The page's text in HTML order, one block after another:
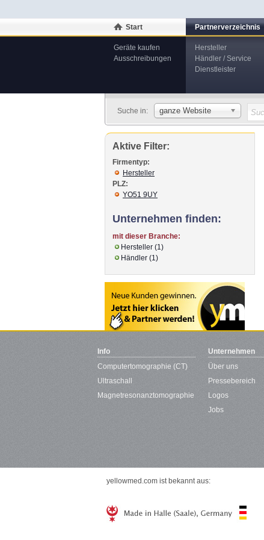
Start
Geräte kaufen
Ausschreibungen
Partnerverzeichnis
Hersteller
Händler / Service
Dienstleister
Suche in: ganze Website
Aktive Filter:
Firmentyp:
Hersteller
PLZ:
YO51 9UY
Unternehmen finden:
mit dieser Branche:
Hersteller (1)
Händler (1)
Info
Computertomographie (CT)
Ultraschall
Magnetresonanztomographie
Unternehmen
Über uns
Pressebereich
Logos
Jobs
yellowmed.com ist bekannt aus: